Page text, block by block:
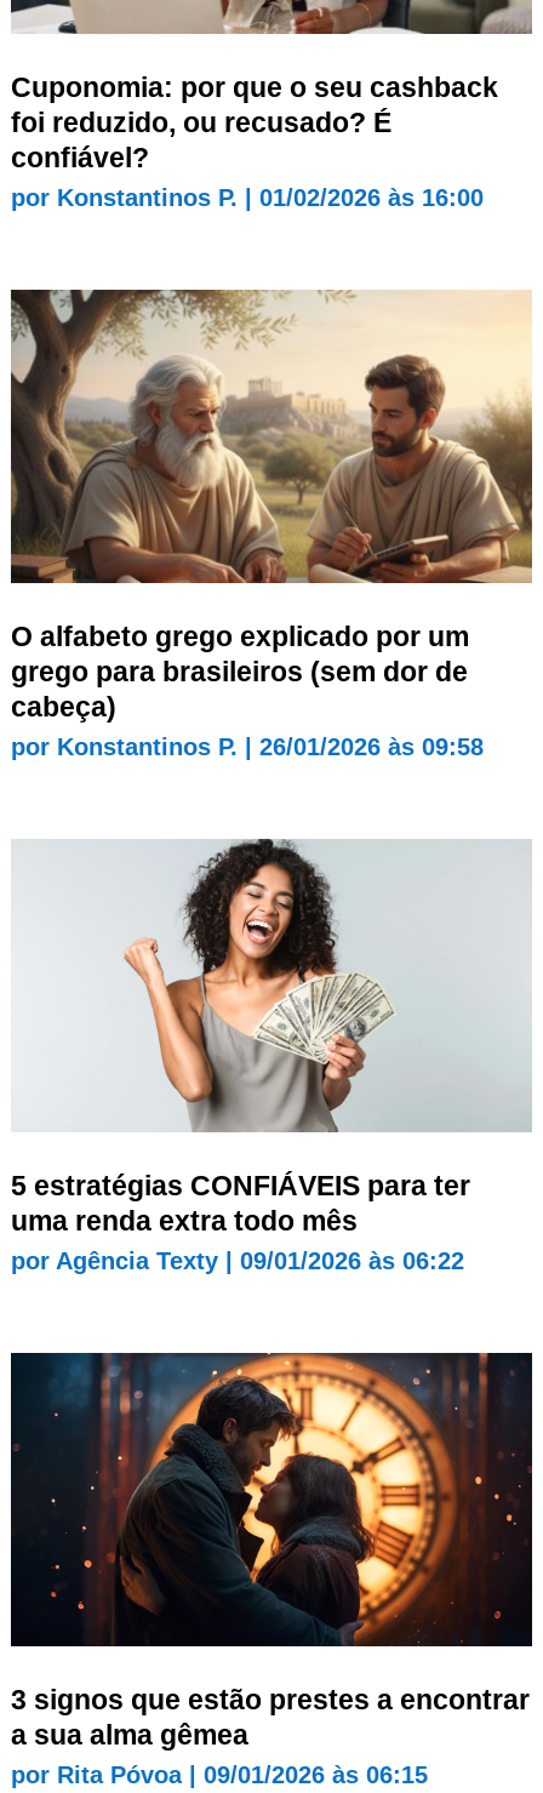
Cuponomia: por que o seu cashback
foi reduzido, ou recusado? É
confiável?
por Konstantinos P. 01/02/2026 às 16:00
O alfabeto grego explicado por um
grego para brasileiros (sem dor de
cabeça)
por Konstantinos P. 26/01/2026 às 09:58
5 estratégias CONFIÁVEIS para ter
uma renda extra todo mês
por Agência Texty| 09/01/2026 às 06:22
3 signos que estão prestes a encontrar
a sua alma gêmea
por Rita Póvoa| 09/01/2026 às 06:15